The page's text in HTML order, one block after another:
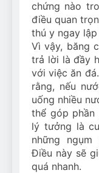
chứng nào
điều quan
thú y ngay
Vì vậy, băng
trả lời là đầy
với việc ăn
rằng, nếu
uống nhiều
thể góp phần
lý tưởng là
những
Điều này sẽ
quá nhanh.